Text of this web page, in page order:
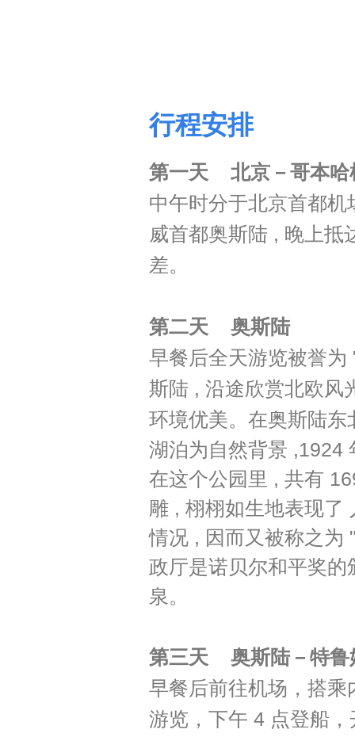
行程安排
第一天 北京－哥本哈
中午时分于北京首都
威首都奥斯陆 , 晚上抵
差。
第二天
奥斯陆
早餐后全天游览被誉
斯陆 , 沿途欣赏北欧风
环境优美。在奥斯陆东
湖泊为自然背景 ,1924
在这个公园里 , 共有
雕 , 栩栩如生地表现了
情况 , 因而又被称之为
政厅是诺贝尔和平奖
泉。
第三天
奥斯陆－特鲁
早餐后前往机场，搭
游览，下午 4 点登船